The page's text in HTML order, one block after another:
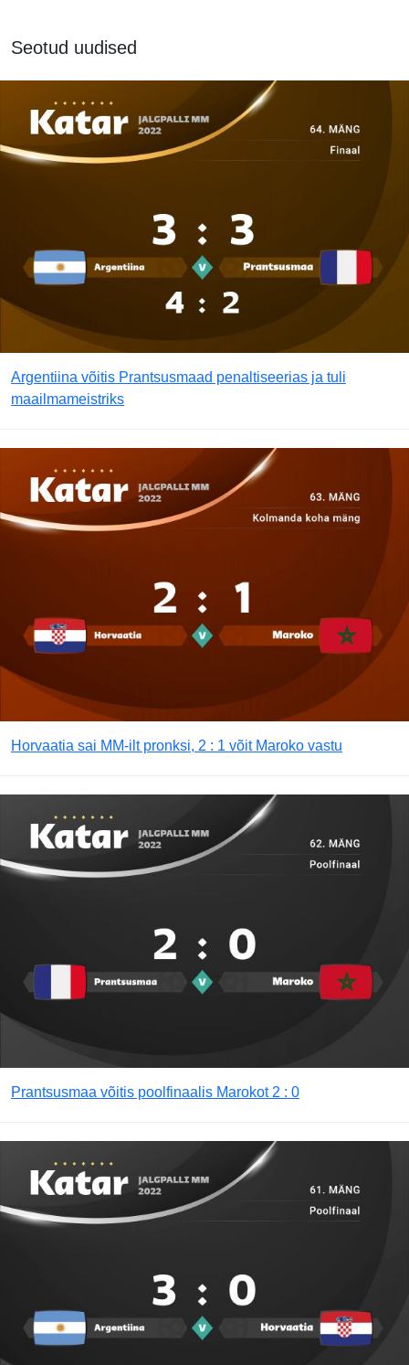
Seotud uudised
Argentiina võitis Prantsusmaad penaltiseerias ja tuli
maailmameistriks
Horvaatia sai MM-ilt pronksi, 2 : 1 võit Maroko vastu
Prantsusmaa võitis poolfinaalis Marokot 2 : 0